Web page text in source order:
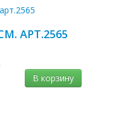
АРТ.2565
В корзину